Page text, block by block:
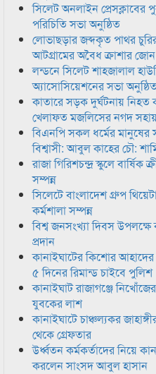
সিলেট অনলাইন
পরিচিতি সভা অনুষ্ঠিত
লোভাছড়ার জব্দকৃত পাথর
আটগ্রামের অবৈধ ক্রাশার
লন্ডনে সিলেট শাহজালাল
অ্যাসোসিয়েশনের সভা
কাতারে সড়ক দুর্ঘটনায় নিহত
খেলাফত মজলিসের নগদ
বিএনপি সকল ধর্মের মানুষের
বিশ্বাসী: আবুল কাহের চৌ:
রাজা গিরিশচন্দ্র স্কুলে বার্ষিক
সম্পন্ন
সিলেটে বাংলাদেশ গ্রুপ
কর্মশালা সম্পন্ন
বিশ্ব জনসংখ্যা দিবস
প্রদান
কানাইঘাটের কিশোর
৫ দিনের রিমান্ড চাইবে পুলিশ
কানাইঘাট রাজাগঞ্জে
যুবকের লাশ
কানাইঘাটে চাঞ্চল্যকর
থেকে গ্রেফতার
উর্ধ্বতন কর্মকর্তাদের নিয়ে
করলেন সাংসদ আবুল হাসান